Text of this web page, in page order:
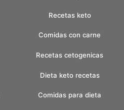
Recetas keto
Comidas con carne
Recetas cetogenicas
Dieta keto recetas
Comidas para dieta